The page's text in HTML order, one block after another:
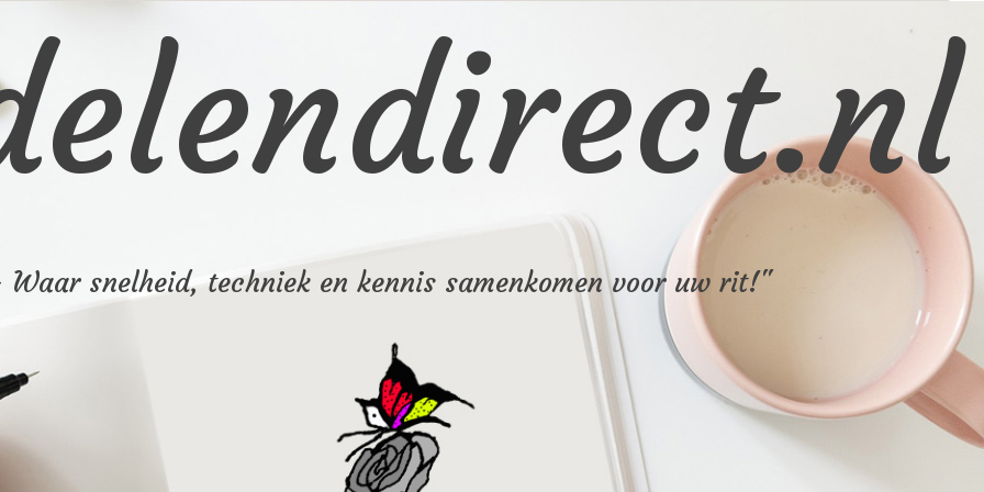
snelheid, techniek en kennis samenkomen voor uw rit!"